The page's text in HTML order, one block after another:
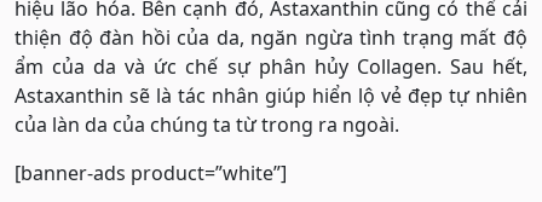
hiệu lão hóa. Bên cạnh đó, Astaxanthin cũng có thể cải
thiện độ đàn hồi của da, ngăn ngừa tình trạng mất độ
ẩm của da và ức chế sự phân hủy Collagen. Sau hết,
Astaxanthin sẽ là tác nhân giúp hiển lộ vẻ đẹp tự nhiên
của làn da của chúng ta từ trong ra ngoài.
[banner-ads product=”white”]